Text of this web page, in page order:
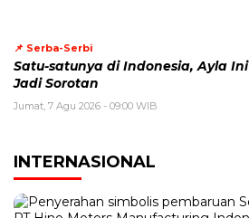
📌 Serba-Serbi
Satu-satunya di Indonesia, Ayla Ini
Jadi Sorotan
Jumat, 7 Agu 2026 - 09:00 WIB
INTERNASIONAL